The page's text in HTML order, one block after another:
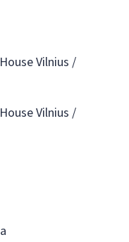
Vilnius /
Vilnius /